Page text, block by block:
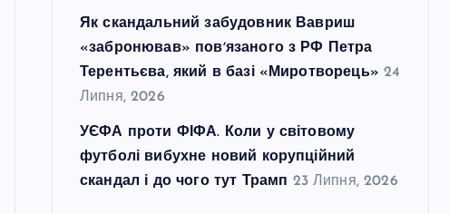
Як скандальний забудовник Вавриш
«забронював» повʼязаного з РФ Петра
Терентьєва, який в базі «Миротворець» 24
Липня, 2026
УЄФА проти ФІФА. Коли у світовому
футболі вибухне новий корупційний
скандал і до чого тут Трамп 23 Липня, 2026